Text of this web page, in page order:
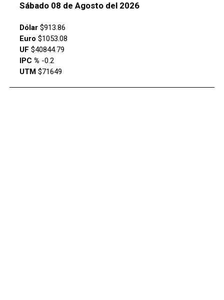
Sábado 08 de Agosto del 2026
Dólar$913.86
Euro $1053.08
UF $40844.79
IPC % -0.2
UTM $71649